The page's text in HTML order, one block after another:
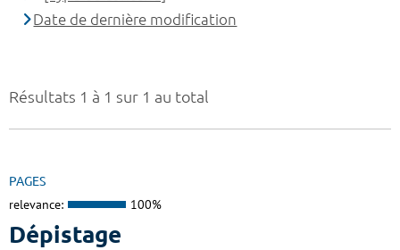
Résultats 1 à 1 sur 1 au total
PAGES
relevance: 100%
Dépistage
Date de dernière modification